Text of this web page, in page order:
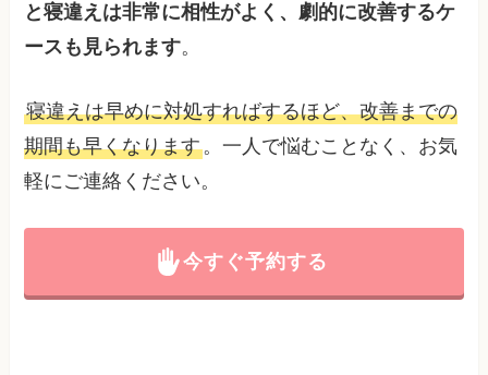
と寝違えは非常に相性がよく、劇的に改善するケ
ースも見られます。
寝違えは早めに対処すればするほど、改善までの
期間も早くなります。一人で悩むことなく、お気
軽にご連絡ください。
今すぐ予約する